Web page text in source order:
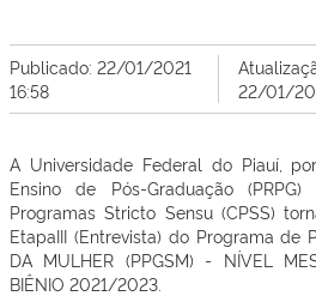
Publicado: 22/01/2021
16:58
22/01/
A Universidade Federal do Piauí,
Ensino de Pós-Graduação
Programas Stricto Sensu (CPSS)
EtapaIII (Entrevista) do Programa de
DA MULHER (PPGSM) - NÍVEL
BIÊNIO 2021/2023.